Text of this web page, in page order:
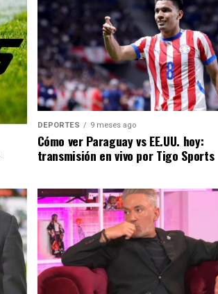
DEPORTES 9 meses ago
Cómo ver Paraguay vs EE.UU. hoy:
transmisión en vivo por Tigo Sports